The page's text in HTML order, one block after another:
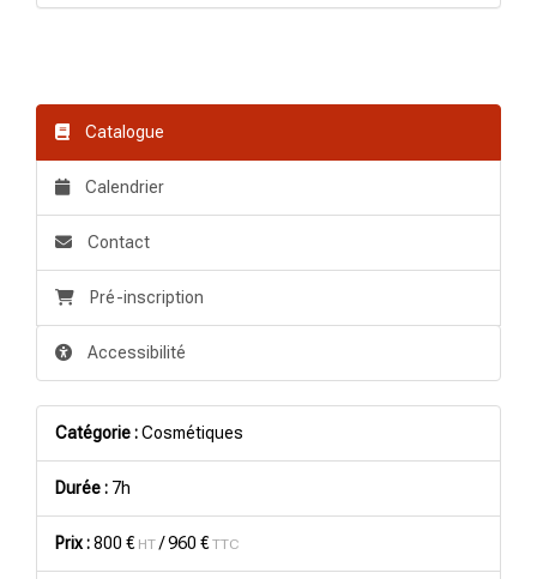
Catalogue
Calendrier
Contact
Pré-inscription
Accessibilité
Catégorie :Cosmétiques
Durée : 7h
Prix :800 € HT /960 €TTC